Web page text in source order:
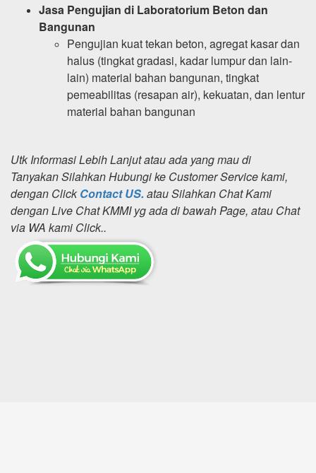
Jasa Pengujian di Laboratorium Beton dan
Bangunan
Pengujian kuat tekan beton, agregat kasar dan
halus (tingkat gradasi, kadar lumpur dan lain-
lain) material bahan bangunan, tingkat
pemeabilitas (resapan air), kekuatan, dan lentur
material bahan bangunan
Utk Informasi Lebih Lanjut atau ada yang mau di
Tanyakan Silahkan Hubungi ke Customer Service kami,
dengan ClickContact US. atau Silahkan Chat Kami
dengan Live Chat KMMI yg ada di bawah Page, atau Chat
via WA kami Click..